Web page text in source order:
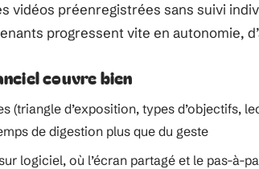
vidéos préenregistrées sans suivi
progressent vite en autonomie,
couvre bien
(triangle d’exposition, types d’objectifs,
de digestion plus que du geste
logiciel, où l’écran partagé et le pas-à-